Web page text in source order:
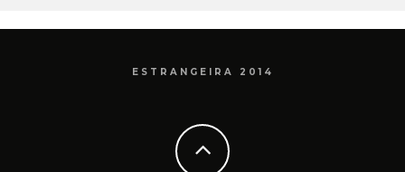
ESTRANGEIRA 2014